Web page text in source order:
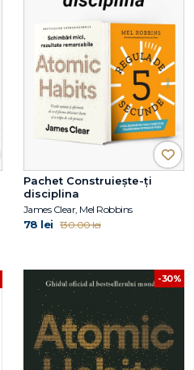
Pachet Construiește-ți
disciplina
James Clear, Mel Robbins
78 lei 130.00 lei
-30%